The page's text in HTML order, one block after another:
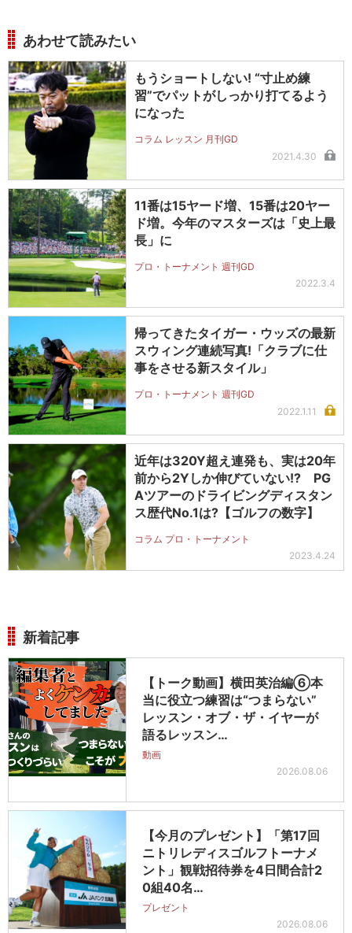
あわせて読みたい
もうショートしない! “寸止め練
習”でパットがしっかり打てるよう
になった
コラム レッスン 月刊GD
2021.4.30
11番は15ヤード増、15番は20ヤー
ド増。今年のマスターズは「史上最
長」に
プロ・トーナメント 週刊GD
2022.3.4
帰ってきたタイガー・ウッズの最新
スウィング連続写真!「クラブに仕
事をさせる新スタイル」
プロ・トーナメント 週刊GD
2022.1.11
近年は320Y超え連発も、実は20年
前から2Yしか伸びていない!? PG
Aツアーのドライビングディスタン
ス歴代No.1は?【ゴルフの数字】
コラム プロ・トーナメント
2023.4.24
新着記事
【トーク動画】横田英治編⑥本
当に役立つ練習は“つまらない”
レッスン・オブ・ザ・イヤーが
語るレッスン…
動画
2026.08.06
【今月のプレゼント】「第17回
ニトリレディスゴルフトーナメ
ント」観戦招待券を4日間合計2
0組40名…
プレゼント
2026.08.06